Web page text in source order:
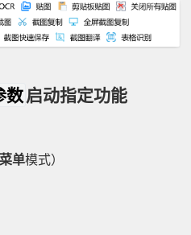
数启动指定功能
单模式）